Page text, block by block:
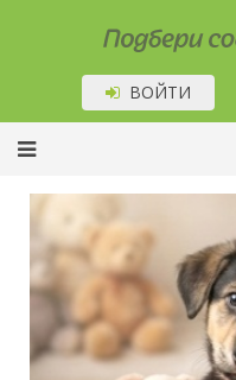
Подбери собаку!
ВОЙТИ